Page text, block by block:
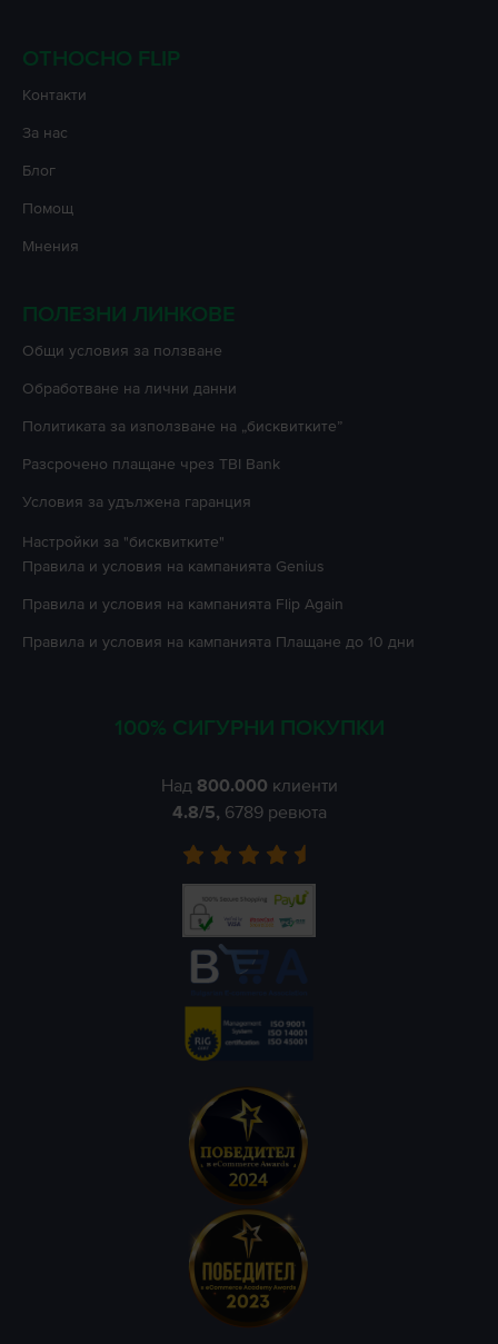
ОТНОСНО FLIP
Контакти
За нас
Блог
Помощ
Мнения
ПОЛЕЗНИ ЛИНКОВЕ
Oбщи условия за ползване
Oбработване на лични данни
Политиката за използване на „бисквитките”
Разсрочено плащане чрез TBI Bank
Условия за удължена гаранция
Настройки за "бисквитките"
Правила и условия на кампанията Genius
Правила и условия на кампанията Flip Again
Правила и условия на кампанията Плащане до 10 дни
100% СИГУРНИ ПОКУПКИ
Над 800.000 клиенти
4.8/5, 6789 ревюта